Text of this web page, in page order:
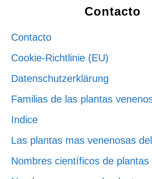
Contacto
Contacto
Cookie-Richtlinie (EU)
Datenschutzerklärung
Familias de las plantas
Indice
Las plantas mas venenosas
Nombres científicos de plantas